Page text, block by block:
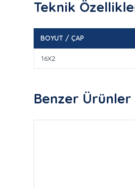
Teknik
BOYUT / ÇAP
16X2
Benzer Ürünler